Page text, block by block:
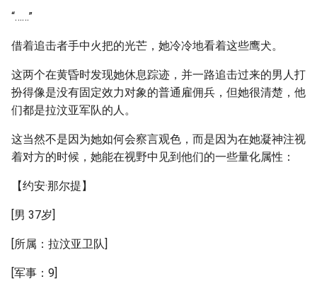
“……”
借着追击者手中火把的光芒，她冷冷地看着这些鹰犬。
这两个在黄昏时发现她休息踪迹，并一路追击过来的男人打
扮得像是没有固定效力对象的普通雇佣兵，但她很清楚，他
们都是拉汶亚军队的人。
这当然不是因为她如何会察言观色，而是因为在她凝神注视
着对方的时候，她能在视野中见到他们的一些量化属性：
【约安·那尔提】
[男 37岁]
[所属：拉汶亚卫队]
[军事：9]